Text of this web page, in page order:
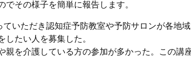
その様子を簡単に報告します。
いただき認知症予防教室や予防サロンが各地
たい人を募集した。
を介護している方の参加が多かった。この講